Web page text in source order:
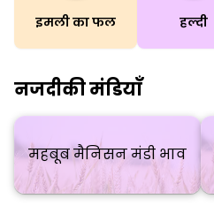
इमली का फल हल्दी
नजदीकी मंडियाँ
महबूब मैनिसन मंडी भाव